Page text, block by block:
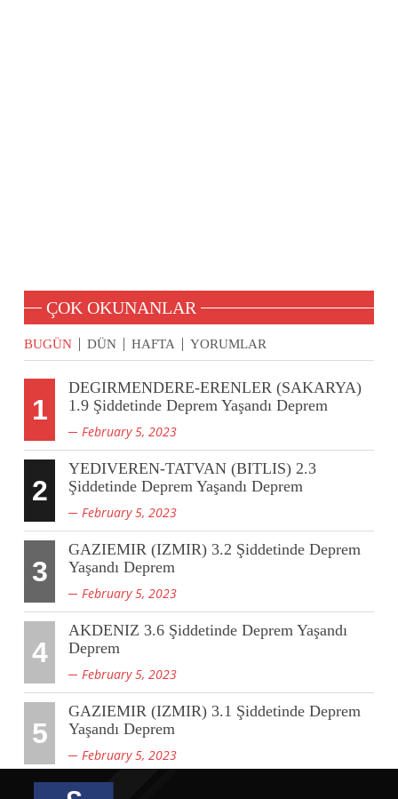
ÇOK OKUNANLAR
BUGÜN DÜN HAFTA YORUMLAR
1
DEGIRMENDERE-ERENLER (SAKARYA)
1.9 Şiddetinde Deprem Yaşandı Deprem
February 5, 2023
2
YEDIVEREN-TATVAN (BITLIS) 2.3
Şiddetinde Deprem Yaşandı Deprem
February 5, 2023
3
GAZIEMIR (IZMIR) 3.2 Şiddetinde Deprem
Yaşandı Deprem
February 5, 2023
4
AKDENIZ 3.6 Şiddetinde Deprem Yaşandı
Deprem
February 5, 2023
5
GAZIEMIR (IZMIR) 3.1 Şiddetinde Deprem
Yaşandı Deprem
February 5, 2023